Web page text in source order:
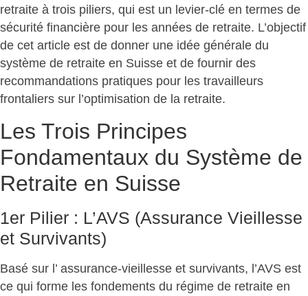
retraite à trois piliers, qui est un levier-clé en termes de
sécurité financière pour les années de retraite. L’objectif
de cet article est de donner une idée générale du
système de retraite en Suisse et de fournir des
recommandations pratiques pour les travailleurs
frontaliers sur l’optimisation de la retraite.
Les Trois Principes
Fondamentaux du Système de
Retraite en Suisse
1er Pilier : L’AVS (Assurance Vieillesse
et Survivants)
Basé sur l’ assurance-vieillesse et survivants, l’AVS est
ce qui forme les fondements du régime de retraite en